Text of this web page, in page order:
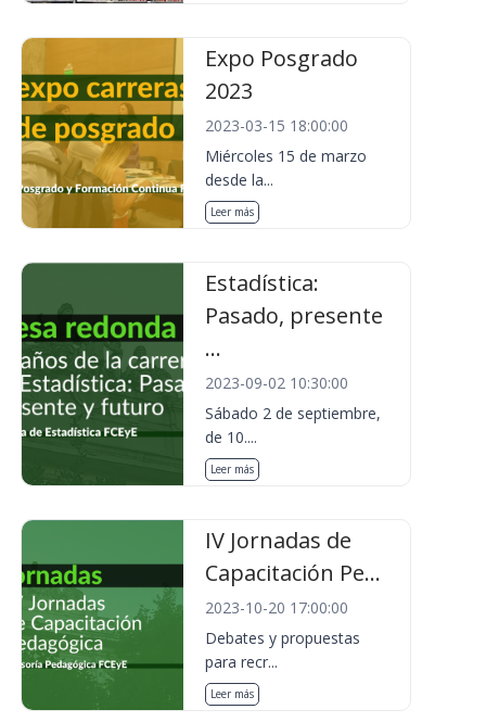
Expo Posgrado
2023
2023-03-15 18:00:00
Miércoles 15 de marzo
desde la...
Leer más
Estadística:
Pasado, presente
...
2023-09-02 10:30:00
Sábado 2 de septiembre,
de 10....
Leer más
IV Jornadas de
Capacitación Pe...
2023-10-20 17:00:00
Debates y propuestas
para recr...
Leer más